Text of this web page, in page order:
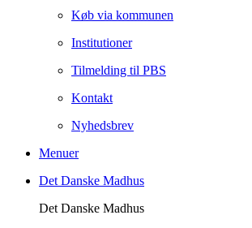
Køb via kommunen
Institutioner
Tilmelding til PBS
Kontakt
Nyhedsbrev
Menuer
Det Danske Madhus
Det Danske Madhus